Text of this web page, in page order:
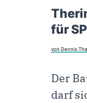
für
von Dennis
Der
darf